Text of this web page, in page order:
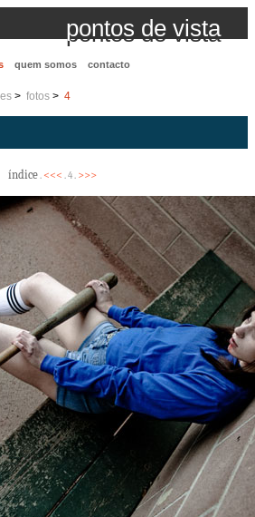
pontos de vista
quem somos contacto
fotos 4
índice. <<< . 4 . >>>